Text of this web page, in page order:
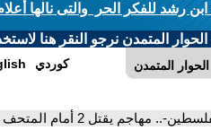
رشد للفكر الحر والتى نالها
المتمدن نرجو النقر هنا
الحوار المتمدن كوردي
يقتل 2 أمام المتحف اليهودي بواشنطن